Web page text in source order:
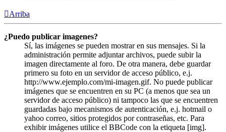
Arriba
¿Puedo publicar imagenes?
Sí, las imágenes se pueden mostrar en sus mensajes. Si la
administración permite adjuntar archivos, puede subir la
imagen directamente al foro. De otra manera, debe guardar
primero su foto en un servidor de acceso público, e.j.
http://www.ejemplo.com/mi-imagen.gif. No puede publicar
imágenes que se encuentren en su PC (a menos que sea un
servidor de acceso público) ni tampoco las que se encuentren
guardadas bajo mecanismos de autenticación, e.j. hotmail o
yahoo correo, sitios protegidos por contraseñas, etc. Para
exhibir imágenes utilice el BBCode con la etiqueta [img].